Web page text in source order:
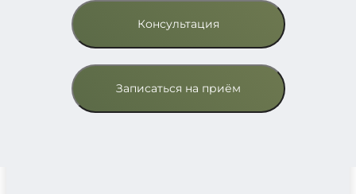
Консультация
Записаться на приём